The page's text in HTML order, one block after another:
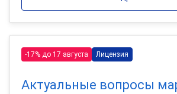
-17% до 17 августа Лицензия
Актуальные вопросы